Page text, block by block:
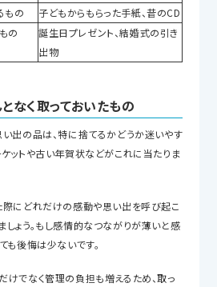
もの
子どもからもらった手紙、昔のCD
の
誕生日プレゼント、結婚式の引き
出物
なく取っておいたもの
い出の品は、特に捨てるかどうか迷いやす
ケットや古い年賀状などがこれに当たりま
際にどれだけの感動や思い出を呼び起こ
ょう。もし感情的なつながりが薄いと感
も後悔は少ないです。
けでなく管理の負担も増えるため、取っ